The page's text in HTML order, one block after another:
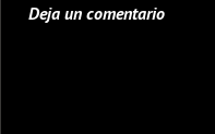
Deja un comentario